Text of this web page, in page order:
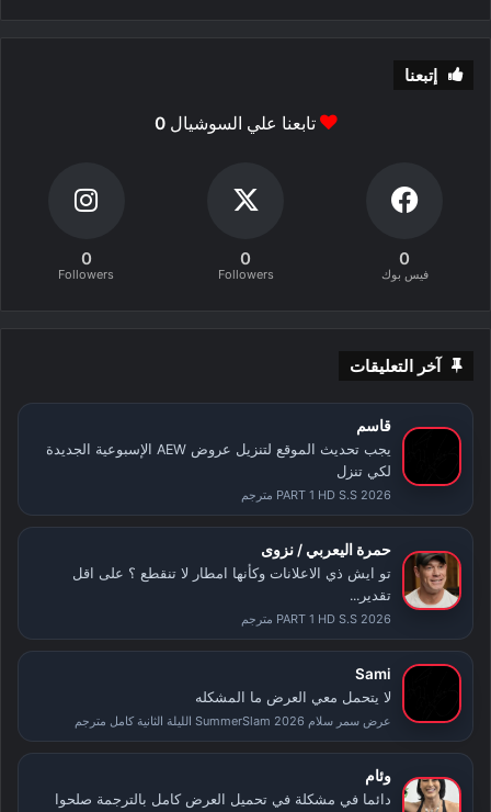
إتبعنا
تابعنا علي السوشيال0
0
فيس بوك
0
Followers
0
Followers
آخر التعليقات
قاسم
يجب تحديث الموقع لتنزيل عروض AEW الإسبوعية الجديدة
لكي تنزل
PART 1 HD S.S 2026 مترجم
حمرة اليعربي / نزوى
تو ايش ذي الاعلانات وكأنها امطار لا تنقطع ؟ على اقل
تقدير...
PART 1 HD S.S 2026 مترجم
Sami
لا يتحمل معي العرض ما المشكله
عرض سمر سلام SummerSlam 2026 الليلة الثانية كامل مترجم
وئام
دائما في مشكلة في تحميل العرض كامل بالترجمة صلحوا